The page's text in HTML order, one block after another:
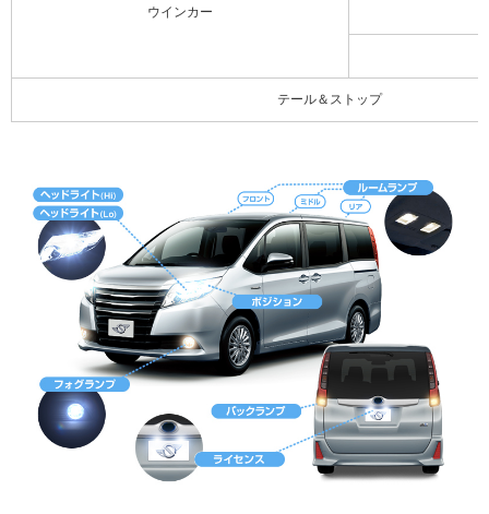
ウインカー
テール＆ストップ